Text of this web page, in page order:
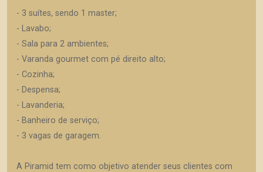
- 3 suítes, sendo 1 master;
- Lavabo;
- Sala para 2 ambientes;
- Varanda gourmet com pé direito alto;
- Cozinha;
- Despensa;
- Lavanderia;
- Banheiro de serviço;
- 3 vagas de garagem.
A Piramid tem como objetivo atender seus clientes com